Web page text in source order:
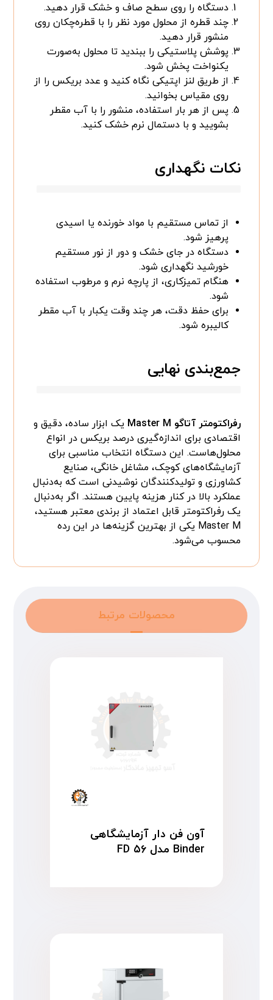
دستگاه را روی سطح صاف و خشک قرار دهید.
چند قطره از محلول مورد نظر را با قطره‌چکان روی
منشور قرار دهید.
پوشش پلاستیکی را ببندید تا محلول به‌صورت
یکنواخت پخش شود.
از طریق لنز اپتیکی نگاه کنید و عدد بریکس را از
روی مقیاس بخوانید.
پس از هر بار استفاده، منشور را با آب مقطر
بشویید و با دستمال نرم خشک کنید.
نکات نگهداری
از تماس مستقیم با مواد خورنده یا اسیدی
پرهیز شود.
دستگاه در جای خشک و دور از نور مستقیم
خورشید نگهداری شود.
هنگام تمیزکاری، از پارچه نرم و مرطوب استفاده
شود.
برای حفظ دقت، هر چند وقت یکبار با آب مقطر
کالیبره شود.
جمع‌بندی نهایی
رفراکتومتر آتاگو Master M
یک ابزار ساده، دقیق و
اقتصادی برای اندازه‌گیری درصد بریکس در انواع
محلول‌هاست. این دستگاه انتخاب مناسبی برای
آزمایشگاه‌های کوچک، مشاغل خانگی، صنایع
کشاورزی و تولیدکنندگان نوشیدنی است که به‌دنبال
عملکرد بالا در کنار هزینه پایین هستند. اگر به‌دنبال
یک رفراکتومتر قابل اعتماد از برندی معتبر هستید،
Master M یکی از بهترین گزینه‌ها در این رده
محسوب می‌شود.
محصولات مرتبط
آون فن دار آزمایشگاهی
Binder مدل FD ۵۶